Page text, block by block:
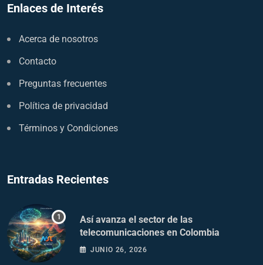
Enlaces de Interés
Acerca de nosotros
Contacto
Preguntas frecuentes
Política de privacidad
Términos y Condiciones
Entradas Recientes
Así avanza el sector de las
telecomunicaciones en Colombia
JUNIO 26, 2026